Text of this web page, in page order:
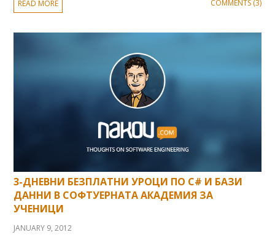
READ MORE COMMENTS (3)
3-ДНЕВНИ БЕЗПЛАТНИ УРОЦИ ПО C# И БАЗИ
ДАННИ В СОФТУЕРНАТА АКАДЕМИЯ ЗА
УЧЕНИЦИ
JANUARY 9, 2012